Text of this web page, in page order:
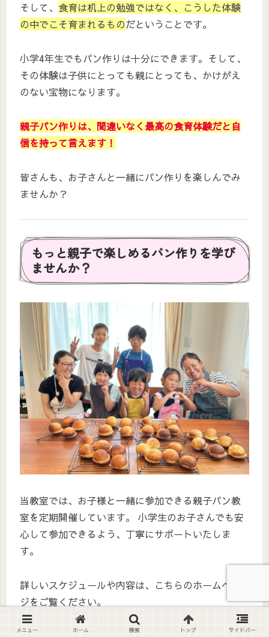
そして、 食育は机上の勉強ではなく、こうした体験
の中でこそ育まれるものだということです。
小学4年生でもパン作りは十分にできます。そして、
その体験は子供にとっても親にとっても、かけがえ
のない宝物になります。
親子パン作りは、間違いなく最高の食育体験だと自
信を持って言えます！
皆さんも、お子さんと一緒にパン作りを楽しんでみ
ませんか？
もっと親子で楽しめるパン作りを学び
ませんか？
当教室では、お子様と一緒に参加できる親子パン教
室を定期開催しています。 小学生のお子さんでも安
心して参加できるよう、丁寧にサポートいたしま
す。
詳しいスケジュールや内容は、こちらのホームペー
ジをご覧ください。
メニュー ホーム 検索 トップ サイドバー